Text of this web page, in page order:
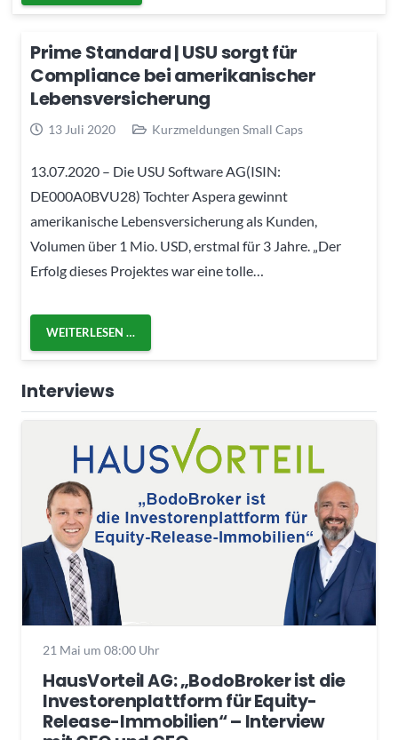
Prime Standard | USU sorgt für
Compliance bei amerikanischer
Lebensversicherung
13 Juli 2020 Kurzmeldungen Small Caps
13.07.2020 – Die USU Software AG(ISIN:
DE000A0BVU28) Tochter Aspera gewinnt
amerikanische Lebensversicherung als Kunden,
Volumen über 1 Mio. USD, erstmal für 3 Jahre. „Der
Erfolg dieses Projektes war eine tolle…
WEITERLESEN …
Interviews
21 Mai um 08:00 Uhr
HausVorteil AG: „BodoBroker ist die
Investorenplattform für Equity-
Release-Immobilien“ – Interview